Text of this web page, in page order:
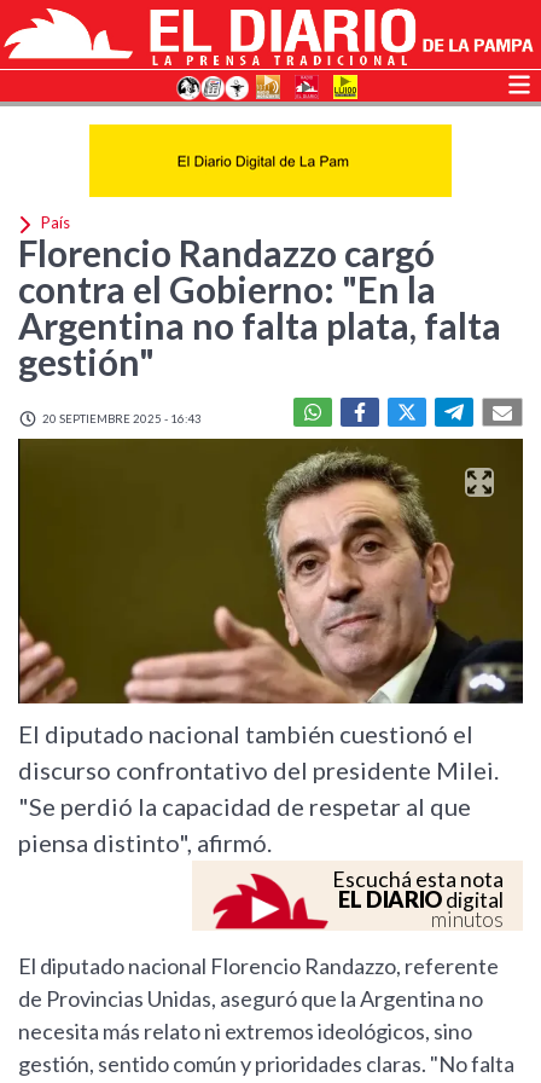
País
Florencio Randazzo cargó
contra el Gobierno: "En la
Argentina no falta plata, falta
gestión"
20 SEPTIEMBRE 2025 - 16:43
El diputado nacional también cuestionó el
discurso confrontativo del presidente Milei.
"Se perdió la capacidad de respetar al que
piensa distinto", afirmó.
Escuchá esta nota
EL DIARIOdigital
minutos
El diputado nacional Florencio Randazzo, referente
de Provincias Unidas, aseguró que la Argentina no
necesita más relato ni extremos ideológicos, sino
gestión, sentido común y prioridades claras. "No falta